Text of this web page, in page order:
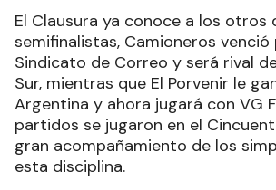
El Clausura ya conoce a los otros
semifinalistas, Camioneros venció
Sindicato de Correo y será rival
Sur, mientras que El Porvenir le
Argentina y ahora jugará con VG
partidos se jugaron en el
gran acompañamiento de los
esta disciplina.